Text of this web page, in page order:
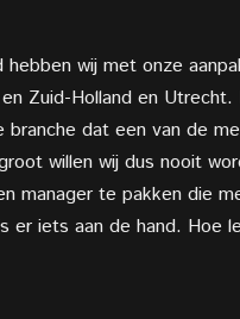
wij met onze
Zuid-Holland en
dat een van de
willen wij dus nooit
manager te pakken die
er iets aan de hand. Hoe